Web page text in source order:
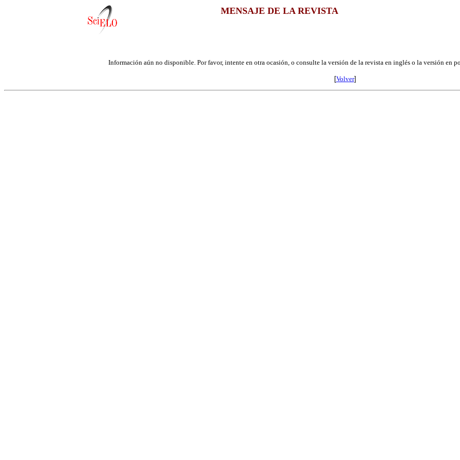
MENSAJE DE LA REVISTA
Información aún no disponible. Por favor, intente en otra ocasión, o consulte la versión de la revista en inglés o la versión en
[Volver]